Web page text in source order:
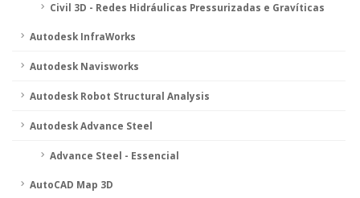
Civil 3D - Redes Hidráulicas Pressurizadas e Gravíticas
Autodesk InfraWorks
Autodesk Navisworks
Autodesk Robot Structural Analysis
Autodesk Advance Steel
Advance Steel - Essencial
AutoCAD Map 3D